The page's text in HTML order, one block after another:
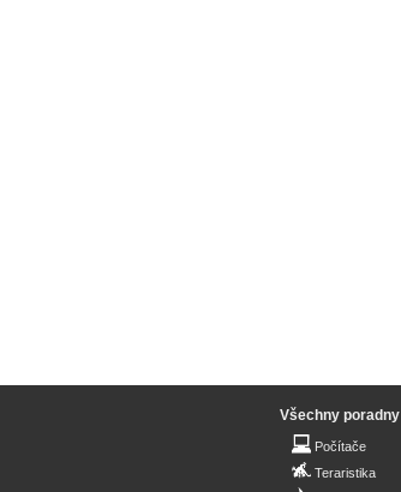
Všechny poradny
Počítače
Teraristika